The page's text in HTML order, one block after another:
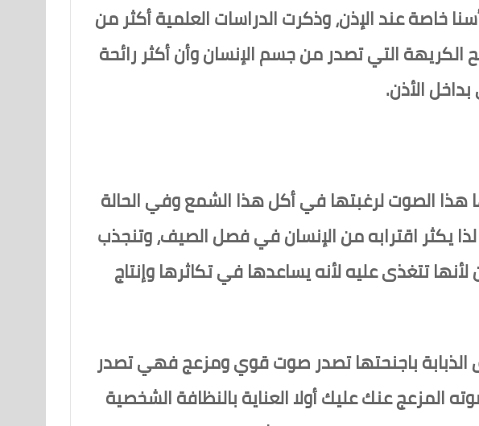
خاصة عند الإذن، وذكرت الدراسات العلمية أكثر من
الكريهة التي تصدر من جسم الإنسان وأن أكثر رائحة
الأذن.
هذا الصوت لرغبتها في أكل هذا الشمع وفي الحالة
لذا يكثر اقترابه من الإنسان في فصل الصيف، وتنجذب
تتغذى عليه لأنه يساعدها في تكاثرها وإنتاج
الذبابة باجنحتها تصدر صوت قوي ومزعج فهي تصدر
وصوته المزعج عنك عليك أولا العناية بالنظافة الشخصية